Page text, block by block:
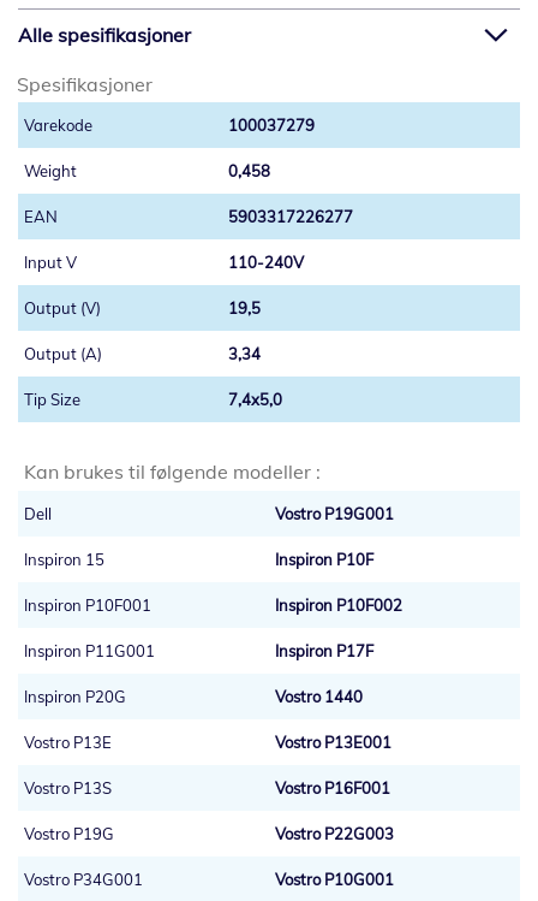
Alle spesifikasjoner
Spesifikasjoner
100037279
0,458
5903317226277
110-240V
19,5
3,34
7,4x5,0
Kan brukes til følgende modeller :
Dell Vostro P19G001
Inspiron 15 Inspiron P10F
Inspiron P10F001 Inspiron P10F002
Inspiron P11G001 Inspiron P17F
Inspiron P20G Vostro 1440
Vostro P13E Vostro P13E001
Vostro P13S Vostro P16F001
Vostro P19G Vostro P22G003
Vostro P34G001 Vostro P10G001